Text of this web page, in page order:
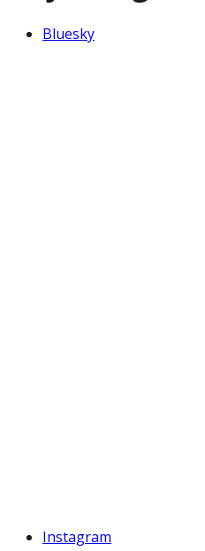
Bluesky
Instagram